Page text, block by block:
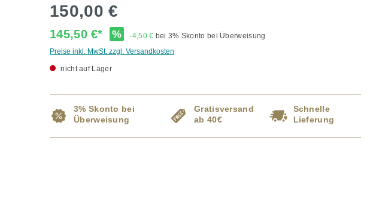
150,00 €
145,50 €* % -4,50 € bei 3% Skonto bei Überweisung
Preise inkl. MwSt. zzgl. Versandkosten
nicht auf Lager
3% Skonto bei
Überweisung
Gratisversand
ab 40€
Schnelle
Lieferung